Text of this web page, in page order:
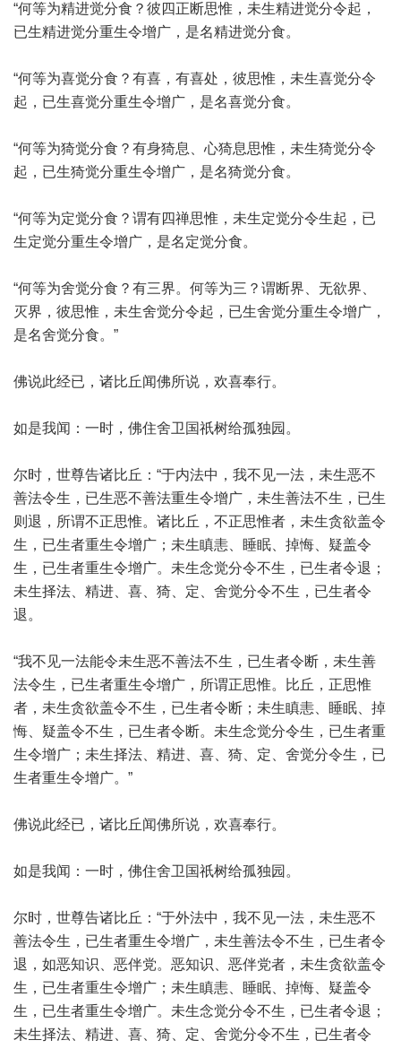
“何等为精进觉分食？彼四正断思惟，未生精进觉分令起，
已生精进觉分重生令增广，是名精进觉分食。
“何等为喜觉分食？有喜，有喜处，彼思惟，未生喜觉分令
起，已生喜觉分重生令增广，是名喜觉分食。
“何等为猗觉分食？有身猗息、心猗息思惟，未生猗觉分令
起，已生猗觉分重生令增广，是名猗觉分食。
“何等为定觉分食？谓有四禅思惟，未生定觉分令生起，已
生定觉分重生令增广，是名定觉分食。
“何等为舍觉分食？有三界。何等为三？谓断界、无欲界、
灭界，彼思惟，未生舍觉分令起，已生舍觉分重生令增广，
是名舍觉分食。”
佛说此经已，诸比丘闻佛所说，欢喜奉行。
如是我闻：一时，佛住舍卫国祇树给孤独园。
尔时，世尊告诸比丘：“于内法中，我不见一法，未生恶不
善法令生，已生恶不善法重生令增广，未生善法不生，已生
则退，所谓不正思惟。诸比丘，不正思惟者，未生贪欲盖令
生，已生者重生令增广；未生瞋恚、睡眠、掉悔、疑盖令
生，已生者重生令增广。未生念觉分令不生，已生者令退；
未生择法、精进、喜、猗、定、舍觉分令不生，已生者令
退。
“我不见一法能令未生恶不善法不生，已生者令断，未生善
法令生，已生者重生令增广，所谓正思惟。比丘，正思惟
者，未生贪欲盖令不生，已生者令断；未生瞋恚、睡眠、掉
悔、疑盖令不生，已生者令断。未生念觉分令生，已生者重
生令增广；未生择法、精进、喜、猗、定、舍觉分令生，已
生者重生令增广。”
佛说此经已，诸比丘闻佛所说，欢喜奉行。
如是我闻：一时，佛住舍卫国祇树给孤独园。
尔时，世尊告诸比丘：“于外法中，我不见一法，未生恶不
善法令生，已生者重生令增广，未生善法令不生，已生者令
退，如恶知识、恶伴党。恶知识、恶伴党者，未生贪欲盖令
生，已生者重生令增广；未生瞋恚、睡眠、掉悔、疑盖令
生，已生者重生令增广。未生念觉分令不生，已生者令退；
未生择法、精进、喜、猗、定、舍觉分令不生，已生者令